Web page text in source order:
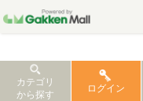
カテゴリ
から探す
ログイン